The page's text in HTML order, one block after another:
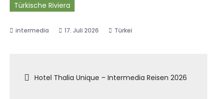
Türkische Riviera
17. Juli 2026 Türkei
Beitragsnavigation
Hotel Thalia Unique – Intermedia Reisen 2026